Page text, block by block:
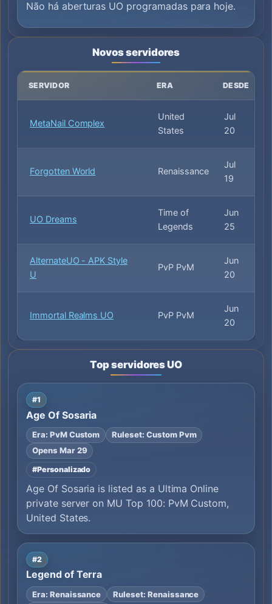
Não há aberturas UO programadas para hoje.
Novos servidores
SERVIDOR ERA DESDE
MetaNail Complex
United
States
Jul
20
Forgotten World Renaissance
Jul
19
UO Dreams
Time of
Legends
Jun
25
AlternateUO - APK Style
U
PvP PvM
Jun
20
Immortal Realms UO PvP PvM
Jun
20
Top servidores UO
#1
Age Of Sosaria
Era: PvM Custom
Ruleset: Custom Pvm
Opens Mar 29
#Personalizado
Age Of Sosaria is listed as a Ultima Online
private server on MU Top 100: PvM Custom,
United States.
#2
Legend of Terra
Era: Renaissance
Ruleset: Renaissance